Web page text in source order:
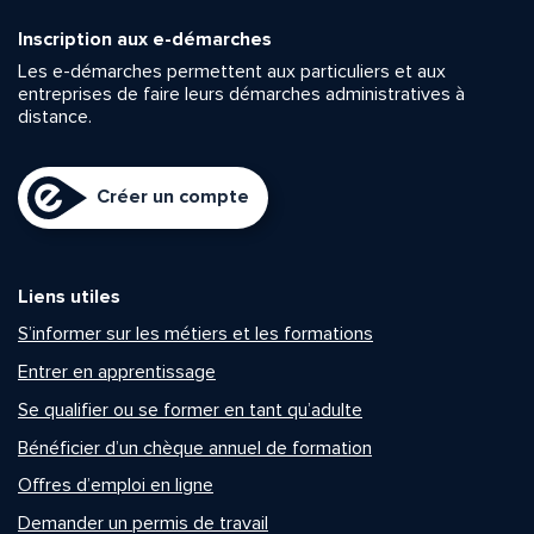
Inscription aux e-démarches
Les e-démarches permettent aux particuliers et aux
entreprises de faire leurs démarches administratives à
distance.
Créer un compte
Liens utiles
S’informer sur les métiers et les formations
Entrer en apprentissage
Se qualifier ou se former en tant qu’adulte
Bénéficier d’un chèque annuel de formation
Offres d’emploi en ligne
Demander un permis de travail